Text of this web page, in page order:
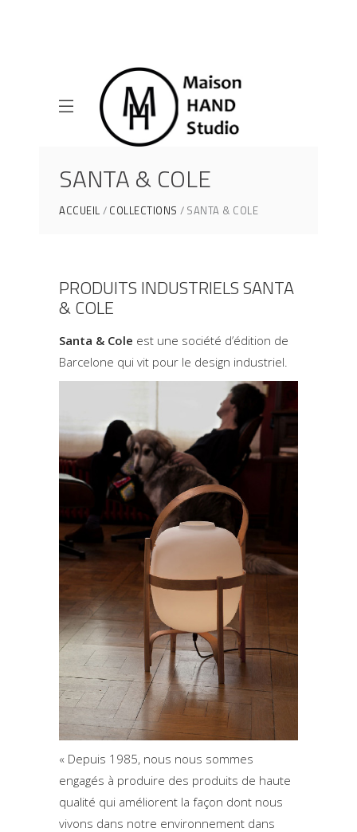
SANTA & COLE
ACCUEIL COLLECTIONS SANTA & COLE
PRODUITS INDUSTRIELS SANTA
& COLE
Santa & Cole est une société d’édition de
Barcelone qui vit pour le design industriel.
« Depuis 1985, nous nous sommes
engagés à produire des produits de haute
qualité qui améliorent la façon dont nous
vivons dans notre environnement dans